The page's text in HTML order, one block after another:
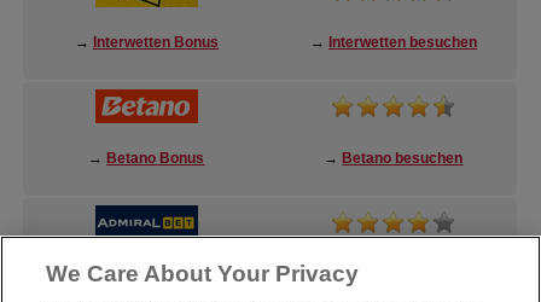
→ Interwetten Bonus → Interwetten besuchen
→ Betano Bonus → Betano besuchen
→AdmiralBet Bonus →AdmiralBet besuchen
We Care About Your Privacy